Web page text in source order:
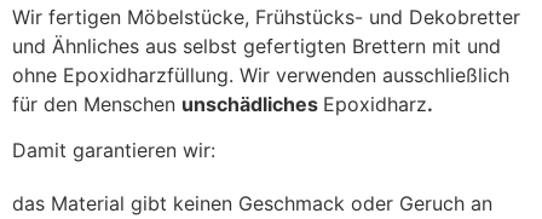
Wir fertigen Möbelstücke, Frühstücks- und Dekobretter
und Ähnliches aus selbst gefertigten Brettern mit und
ohne Epoxidharzfüllung. Wir verwenden ausschließlich
für den Menschen unschädliches Epoxidharz.
Damit garantieren wir:
das Material gibt keinen Geschmack oder Geruch an